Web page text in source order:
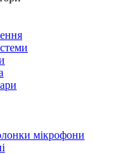
мікрофони